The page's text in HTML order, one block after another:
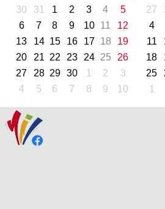
30
31 1 2 3 4
5
6
7 8 9 10 11
12
13
14 15 16 17 18
19
20
21 22 23 24 25
26
27
28 29 30 1 2
3
4
5 6 7 8 9 10
27
4
11
18
25
1